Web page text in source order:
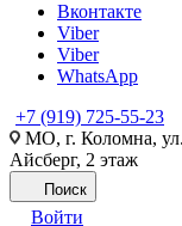
Вконтакте
Viber
Viber
WhatsApp
+7 (919) 725-55-23
МО, г. Коломна,
Айсберг, 2 этаж
Поиск
Войти